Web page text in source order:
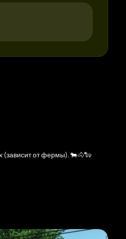
(зависит от фермы). 🐄🐴🐑